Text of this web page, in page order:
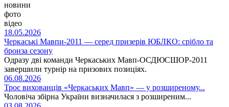
новини
фото
відео
18.05.2026
Черкаські Мавпи-2011 — серед призерів ЮБЛКО: срібло та
бронза сезону
Одразу дві команди Черкаських Мавп-ОСДЮСШОР-2011
завершили турнір на призових позиціях.
06.08.2026
Троє вихованців «Черкаських Мавп» — у розширеному...
Чоловіча збірна України визначилася з розширеним...